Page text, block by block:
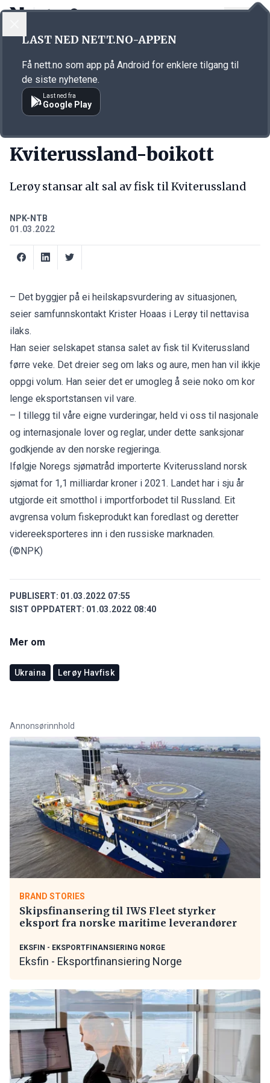
Annonsørinnhold
Kviterussland-boikott
Lerøy stansar alt sal av fisk til Kviterussland
NPK-NTB
01.03.2022
– Det byggjer på ei heilskapsvurdering av situasjonen,
seier samfunnskontakt Krister Hoaas i Lerøy til nettavisa
ilaks.
Han seier selskapet stansa salet av fisk til Kviterussland
førre veke. Det dreier seg om laks og aure, men han vil ikkje
oppgi volum. Han seier det er umogleg å seie noko om kor
lenge eksportstansen vil vare.
– I tillegg til våre eigne vurderingar, held vi oss til nasjonale
og internasjonale lover og reglar, under dette sanksjonar
godkjende av den norske regjeringa.
Ifølgje Noregs sjømatråd importerte Kviterussland norsk
sjømat for 1,1 milliardar kroner i 2021. Landet har i sju år
utgjorde eit smotthol i importforbodet til Russland. Eit
avgrensa volum fiskeprodukt kan foredlast og deretter
videreeksporteres inn i den russiske marknaden.
(©NPK)
PUBLISERT: 01.03.2022 07:55
SIST OPPDATERT: 01.03.2022 08:40
Mer om
Ukraina Lerøy Havfisk
Annonsørinnhold
BRAND STORIES
Skipsfinansering til IWS Fleet styrker
eksport fra norske maritime leverandører
EKSFIN - EKSPORTFINANSIERING NORGE
Eksfin - Eksportfinansiering Norge
LAST NED NETT.NO-APPEN
Få nett.no som app på Android for enklere tilgang til
de siste nyhetene.
Last ned fra
Google Play